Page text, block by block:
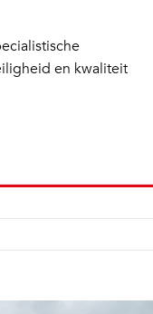
en kwaliteit